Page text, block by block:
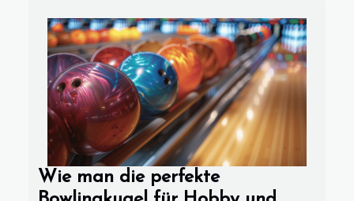
Wie man die perfekte